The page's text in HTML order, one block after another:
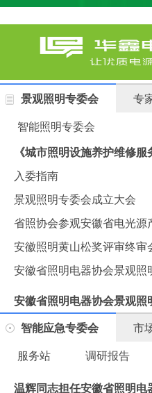
景观照明专委会
专
智能照明专委会
入委指南
景观照明专委会成立大会
省照协会参观安徽省电光
安徽照明黄山松奖评审终
安徽省照明电器协会景观照
安徽省照明电器协会景观
智能应急专委会
市
服务站
调研报告
温辉同志担任安徽省照明